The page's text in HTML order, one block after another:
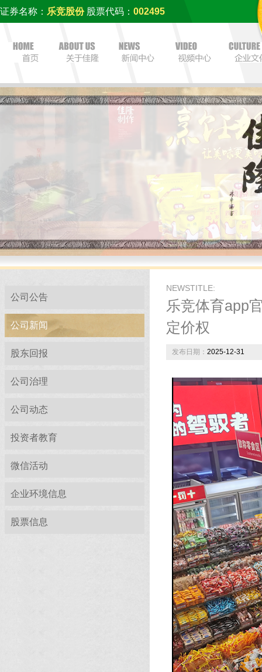
证券名称： 乐竞股份股票代码： 002495
公司公告
公司新闻
股东回报
公司治理
公司动态
投资者教育
微信活动
企业环境信息
股票信息
NEWSTITLE:
乐竞体育app
定价权
发布日期： 2025-12-31